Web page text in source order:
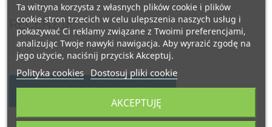
RECENZJE
NAPISZ SWOJĄ RECENZJĘ
Ta witryna korzysta z własnych plików cookie i plików
cookie stron trzecich w celu ulepszenia naszych usług i
pokazywać Ci reklamy związane z Twoimi preferencjami,
analizując Twoje nawyki nawigacja. Aby wyrazić zgodę na
jego użycie, naciśnij przycisk Akceptuj.
Polityka cookies Dostosuj pliki cookie
AKCEPTUJĘ